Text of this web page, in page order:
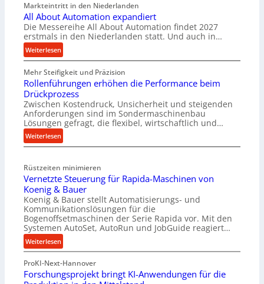
Markteintritt in den Niederlanden
All About Automation expandiert
Die Messereihe All About Automation findet 2027
erstmals in den Niederlanden statt. Und auch in…
Weiterlesen:
A
l
l
A
b
o
u
t
A
o
m
a
t
i
n
e
x
Mehr Steifigkeit und Präzision
Rollenführungen erhöhen die Performance beim
Drückprozess
Zwischen Kostendruck, Unsicherheit und steigenden
Anforderungen sind im Sondermaschinenbau
Lösungen gefragt, die flexibel, wirtschaftlich und…
Weiterlesen:
R
l
e
n
f
ü
h
r
u
g
Rüstzeiten minimieren
Vernetzte Steuerung für Rapida-Maschinen von
Koenig & Bauer
Koenig & Bauer stellt Automatisierungs- und
Kommunikationslösungen für die
Bogenoffsetmaschinen der Serie Rapida vor. Mit den
Systemen AutoSet, AutoRun und JobGuide reagiert…
Weiterlesen:
V
e
r
ProKI-Next-Hannover
Forschungsprojekt bringt KI-Anwendungen für die